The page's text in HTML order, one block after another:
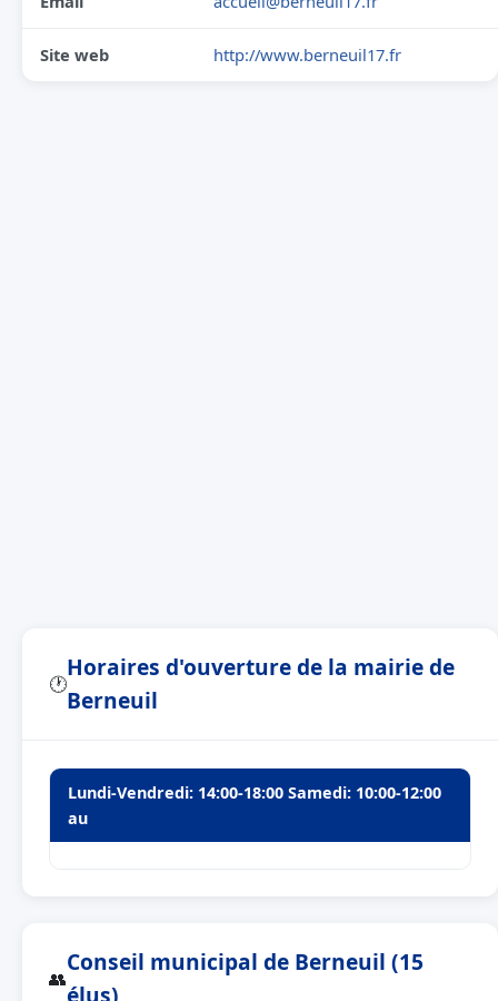
Site web http://www.berneuil17.fr
🕐
Horaires d'ouverture de la mairie de
Berneuil
Lundi-Vendredi: 14:00-18:00 Samedi: 10:00-12:00
au
👥
Conseil municipal de Berneuil (15
élus)